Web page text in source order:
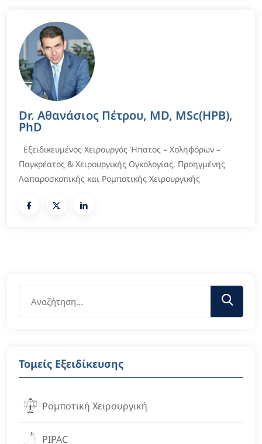
Dr. Αθανάσιος Πέτρου, MD, MSc(HPB),
PhD
Εξειδικευμένος Χειρουργός Ήπατος – Χοληφόρων –
Παγκρέατος & Χειρουργικής Ογκολογίας, Προηγμένης
Λαπαροσκοπικής και Ρομποτικής Χειρουργικής
Τομείς Εξειδίκευσης
Ρομποτική Χειρουργική
PIPAC